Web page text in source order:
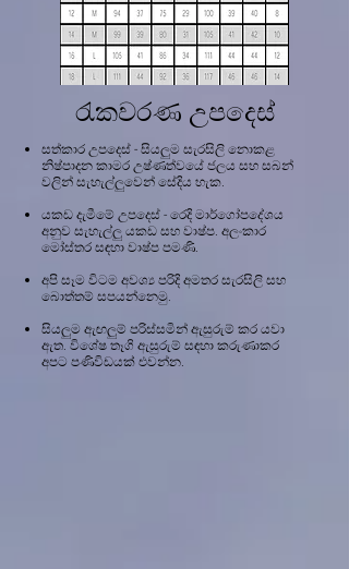
රැකවරණ උපදෙස්
සත්කාර උපදෙස් - සියලුම සැරසිලි නොකළ
නිෂ්පාදන කාමර උෂ්ණත්වයේ ජලය සහ සබන්
වලින් සැහැල්ලුවෙන් සේදිය හැක.
යකඩ දැමීමේ උපදෙස් - රෙදි මාර්ගෝපදේශය
අනුව සැහැල්ලු යකඩ සහ වාෂ්ප. අලංකාර
මෝස්තර සඳහා වාෂ්ප පමණි.
අපි සෑම විටම අවශ්‍ය පරිදි අමතර සැරසිලි සහ
බොත්තම් සපයන්නෙමු.
සියලුම ඇඟලුම් පරිස්සමින් ඇසුරුම් කර යවා
ඇත. විශේෂ තෑගි ඇසුරුම් සඳහා කරුණාකර
අපට පණිවිඩයක් එවන්න.